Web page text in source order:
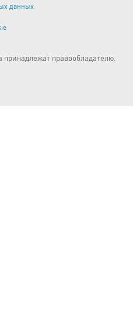
данных
принадлежат правообладателю.